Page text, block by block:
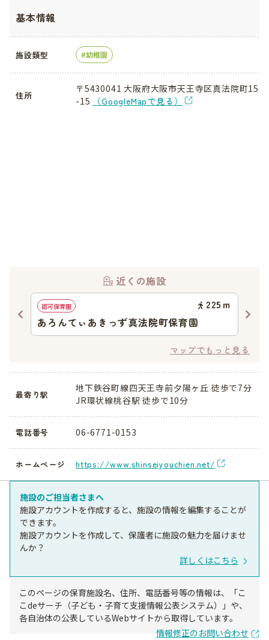
基本情報
施設類型 幼稚園
住所
〒5430041 大阪府大阪市天王寺区真法院町15
-15
（GoogleMapで見る）
近くの施設
認可保育園 225 ｍ
あろんてぃあきっず真法院町保育園
マップでもっと見る
最寄り駅
地下鉄谷町線四天王寺前夕陽ヶ丘 徒歩で7分
JR環状線桃谷駅 徒歩で10分
電話番号 06-6771-0153
ホームページ https://www.shinseiyouchien.net/
施設のご担当者さまへ
施設アカウントを作成すると、施設の情報を編集することが
できます。
施設アカウントを作成して、保護者に施設の魅力を届けませ
んか？
詳しくはこちら
このページの保育施設名、住所、電話番号等の情報は、「こ
こdeサーチ（子ども・子育て支援情報公表システム）」や、
各自治体の公表しているWebサイトから取得しています。
情報修正のお問い合わせ